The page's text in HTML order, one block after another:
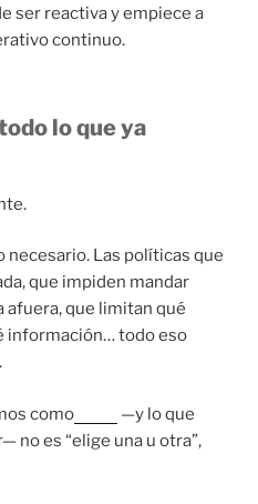
ser reactiva y empiece a
continuo.
lo que ya
necesario. Las políticas que
que impiden mandar
afuera, que limitan qué
información… todo eso
como
—y lo que
no es “elige una u otra”,